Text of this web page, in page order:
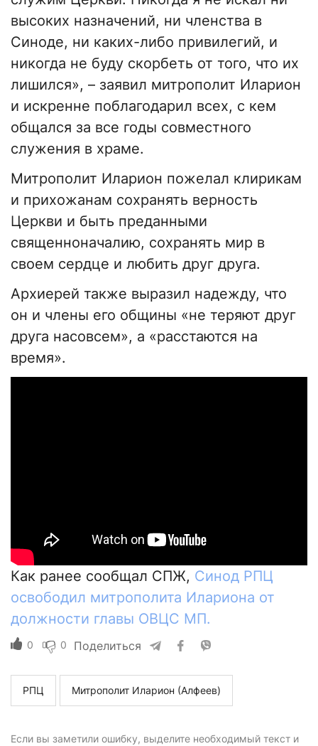
высоких назначений, ни членства в
Синоде, ни каких-либо привилегий, и
никогда не буду скорбеть от того, что их
лишился», – заявил митрополит Иларион
и искренне поблагодарил всех, с кем
общался за все годы совместного
служения в храме.
Митрополит Иларион пожелал клирикам
и прихожанам сохранять верность
Церкви и быть преданными
священноначалию, сохранять мир в
своем сердце и любить друг друга.
Архиерей также выразил надежду, что
он и члены его общины «не теряют друг
друга насовсем», а «расстаются на
время».
Как ранее сообщал СПЖ, Синод РПЦ
освободил митрополита Илариона от
должности главы ОВЦС МП.
0 0 Поделиться
РПЦ Митрополит Иларион (Алфеев)
Если вы заметили ошибку, выделите необходимый текст и